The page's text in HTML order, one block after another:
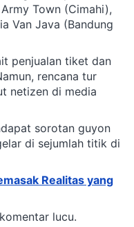
Town (Cimahi),
Van Java (Bandung
penjualan tiket dan
rencana tur
netizen di media
sorotan guyon
di sejumlah titik di
Realitas yang
lucu.